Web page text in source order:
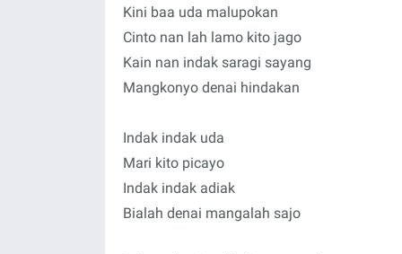
Kini baa uda malupokan
Cinto nan lah lamo kito jago
Kain nan indak saragi sayang
Mangkonyo denai hindakan
Indak indak uda
Mari kito picayo
Indak indak adiak
Bialah denai mangalah sajo